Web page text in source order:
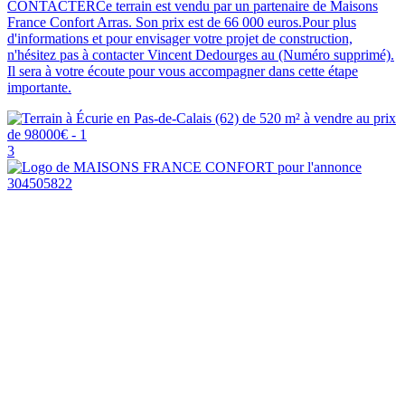
CONTACTERCe terrain est vendu par un partenaire de Maisons
France Confort Arras. Son prix est de 66 000 euros.Pour plus
d'informations et pour envisager votre projet de construction,
n'hésitez pas à contacter Vincent Dedourges au (Numéro supprimé).
Il sera à votre écoute pour vous accompagner dans cette étape
importante.
3